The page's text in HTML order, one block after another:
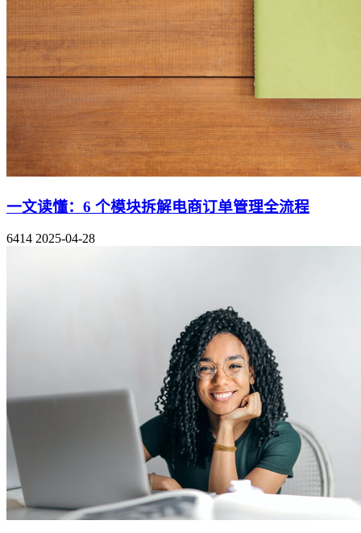
一文读懂：6 个模块拆解电商订单管理全流程
6414 2025-04-28